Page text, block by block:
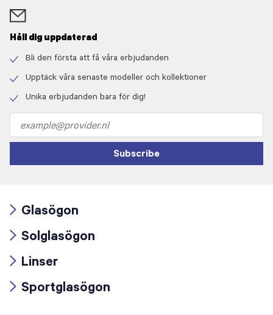
Håll dig uppdaterad
icon
Bli den första att få våra erbjudanden
icon
Upptäck våra senaste modeller och kollektioner
Unika erbjudanden bara för dig!
address
Subscribe
icon
Glasögon
icon
Solglasögon
icon
Linser
Sportglasögon